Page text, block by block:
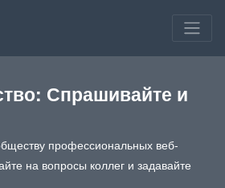
Спрашивайте и
профессиональных веб-
на вопросы коллег и задавайте